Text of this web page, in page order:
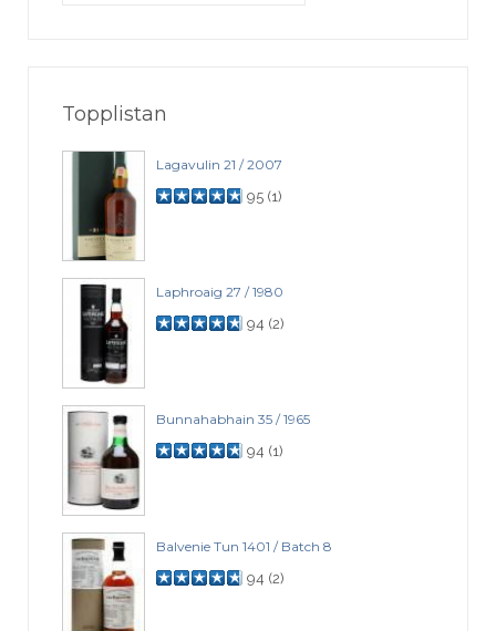
Topplistan
Lagavulin 21 / 2007
95 (1)
Laphroaig 27 / 1980
94 (2)
Bunnahabhain 35 / 1965
94 (1)
Balvenie Tun 1401 / Batch 8
94 (2)